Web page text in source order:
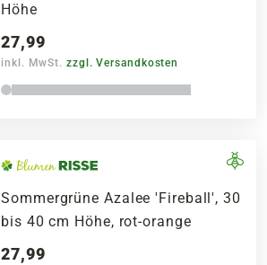
Höhe
27,99
inkl. MwSt. zzgl. Versandkosten
Sommergrüne Azalee 'Fireball', 30
bis 40 cm Höhe, rot-orange
27,99